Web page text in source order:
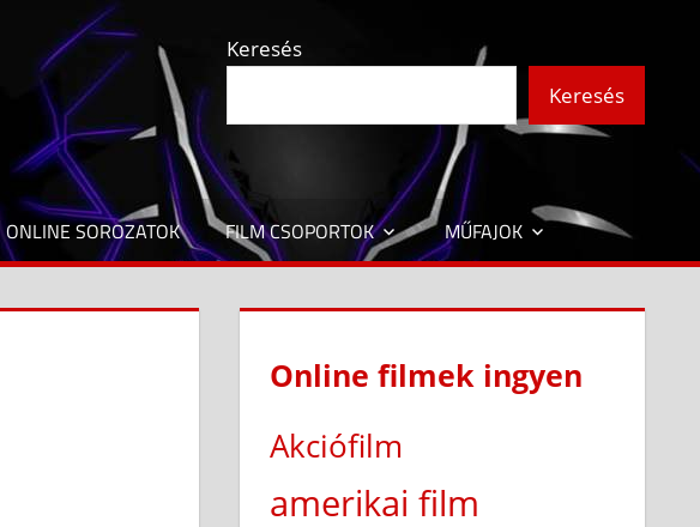
Keresés
Keresés
ONLINE SOROZATOK FILM CSOPORTOK MŰFAJOK
Online filmek ingyen
Akciófilm
amerikai film